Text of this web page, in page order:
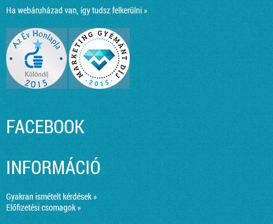
Ha webáruházad van, így tudsz felkerülni »
FACEBOOK
INFORMÁCIÓ
Gyakran ismételt kérdések »
Előfizetési csomagok »